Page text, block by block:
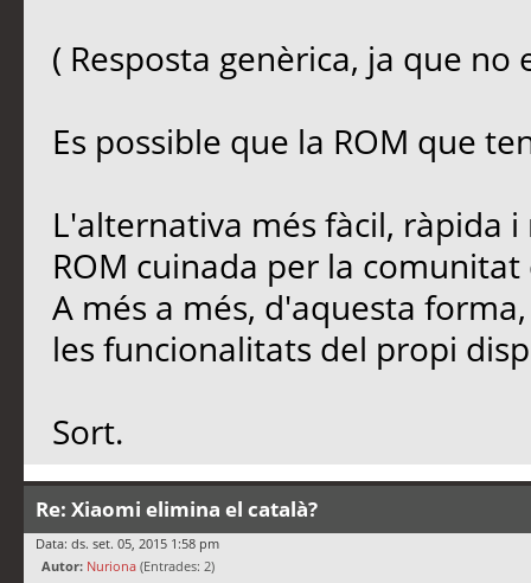
( Resposta genèrica, ja que no
Es possible que la ROM que
L'alternativa més fàcil, ràpida
ROM cuinada per la
A més a més, d'aquesta
les funcionalitats del propi
Sort.
Re: Xiaomi elimina el català?
Data: ds. set. 05, 2015 1:58 pm
Autor: Nuriona (Entrades: 2)